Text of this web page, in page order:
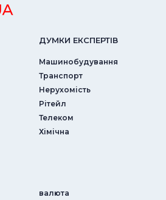
ДУМКИ ЕКСПЕРТIВ
Машинобудування
Транспорт
Нерухомість
Рітейл
Телеком
Хімічна
валюта